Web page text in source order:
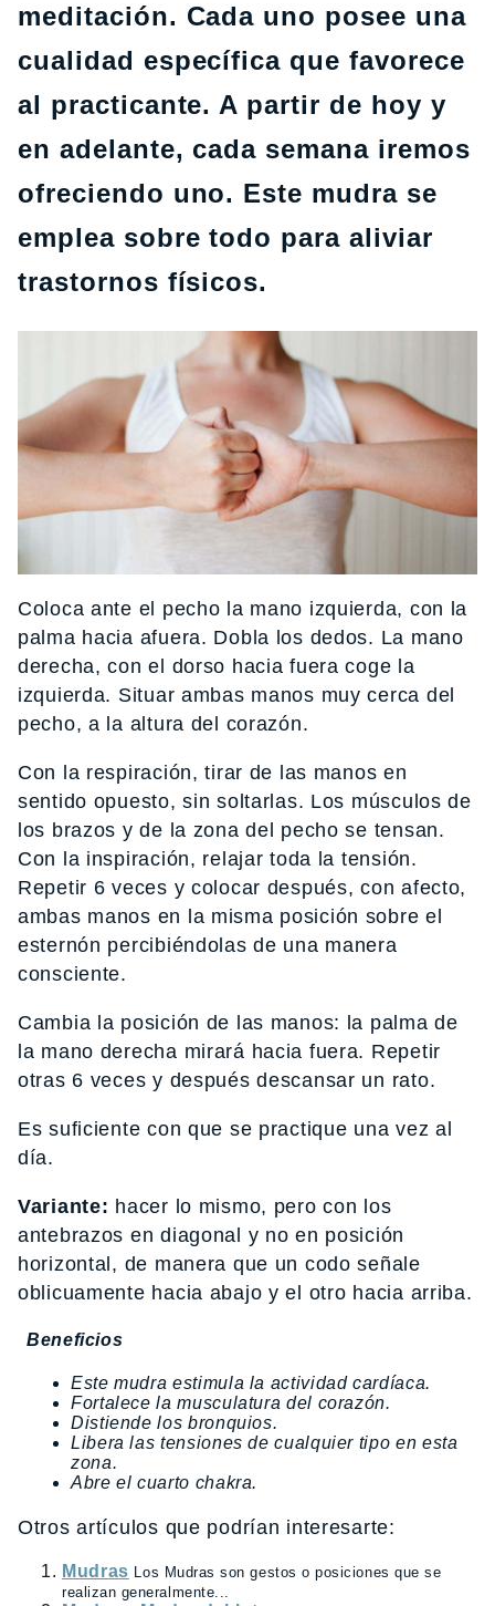
meditación. Cada uno posee una
cualidad específica que favorece
al practicante. A partir de hoy y
en adelante, cada semana iremos
ofreciendo uno. Este mudra se
emplea sobre todo para aliviar
trastornos físicos.
Coloca ante el pecho la mano izquierda, con la
palma hacia afuera. Dobla los dedos. La mano
derecha, con el dorso hacia fuera coge la
izquierda. Situar ambas manos muy cerca del
pecho, a la altura del corazón.
Con la respiración, tirar de las manos en
sentido opuesto, sin soltarlas. Los músculos de
los brazos y de la zona del pecho se tensan.
Con la inspiración, relajar toda la tensión.
Repetir 6 veces y colocar después, con afecto,
ambas manos en la misma posición sobre el
esternón percibiéndolas de una manera
consciente.
Cambia la posición de las manos: la palma de
la mano derecha mirará hacia fuera. Repetir
otras 6 veces y después descansar un rato.
Es suficiente con que se practique una vez al
día.
Variante: hacer lo mismo, pero con los
antebrazos en diagonal y no en posición
horizontal, de manera que un codo señale
oblicuamente hacia abajo y el otro hacia arriba.
Beneficios
Este mudra estimula la actividad cardíaca.
Fortalece la musculatura del corazón.
Distiende los bronquios.
Libera las tensiones de cualquier tipo en esta
zona.
Abre el cuarto chakra.
Otros artículos que podrían interesarte:
Mudras Los Mudras son gestos o posiciones que se
realizan generalmente...